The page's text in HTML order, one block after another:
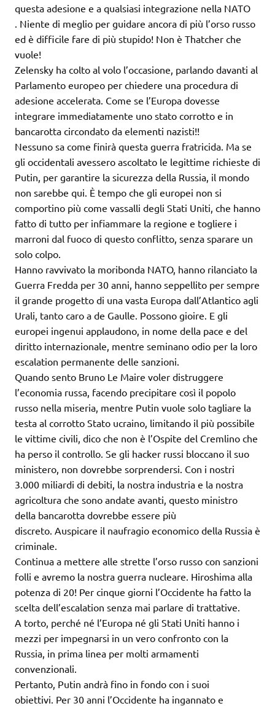
questa adesione e a qualsiasi integrazione nella NATO
. Niente di meglio per guidare ancora di più l’orso russo
ed è difficile fare di più stupido! Non è Thatcher che
vuole!
Zelensky ha colto al volo l’occasione, parlando davanti al
Parlamento europeo per chiedere una procedura di
adesione accelerata. Come se l’Europa dovesse
integrare immediatamente uno stato corrotto e in
bancarotta circondato da elementi nazisti!!
Nessuno sa come finirà questa guerra fratricida. Ma se
gli occidentali avessero ascoltato le legittime richieste di
Putin, per garantire la sicurezza della Russia, il mondo
non sarebbe qui. È tempo che gli europei non si
comportino più come vassalli degli Stati Uniti, che hanno
fatto di tutto per infiammare la regione e togliere i
marroni dal fuoco di questo conflitto, senza sparare un
solo colpo.
Hanno ravvivato la moribonda NATO, hanno rilanciato la
Guerra Fredda per 30 anni, hanno seppellito per sempre
il grande progetto di una vasta Europa dall’Atlantico agli
Urali, tanto caro a de Gaulle. Possono gioire. E gli
europei ingenui applaudono, in nome della pace e del
diritto internazionale, mentre seminano odio per la loro
escalation permanente delle sanzioni.
Quando sento Bruno Le Maire voler distruggere
l’economia russa, facendo precipitare così il popolo
russo nella miseria, mentre Putin vuole solo tagliare la
testa al corrotto Stato ucraino, limitando il più possibile
le vittime civili, dico che non è l’Ospite del Cremlino che
ha perso il controllo. Se gli hacker russi bloccano il suo
ministero, non dovrebbe sorprendersi. Con i nostri
3.000 miliardi di debiti, la nostra industria e la nostra
agricoltura che sono andate avanti, questo ministro
della bancarotta dovrebbe essere più
discreto. Auspicare il naufragio economico della Russia è
criminale.
Continua a mettere alle strette l’orso russo con sanzioni
folli e avremo la nostra guerra nucleare. Hiroshima alla
potenza di 20! Per cinque giorni l’Occidente ha fatto la
scelta dell’escalation senza mai parlare di trattative.
A torto, perché né l’Europa né gli Stati Uniti hanno i
mezzi per impegnarsi in un vero confronto con la
Russia, in prima linea per molti armamenti
convenzionali.
Pertanto, Putin andrà fino in fondo con i suoi
obiettivi. Per 30 anni l’Occidente ha ingannato e